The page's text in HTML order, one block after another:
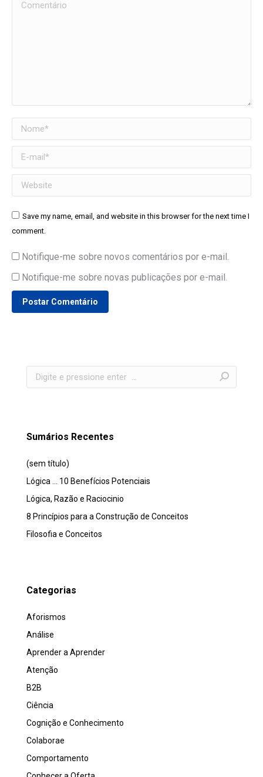
Comentário
Nome *
E-mail *
Website
Save my name, email, and website in this browser for the next time I
comment.
Notifique-me sobre novos comentários por e-mail.
Notifique-me sobre novas publicações por e-mail.
Postar Comentário
Search:
Sumários Recentes
(sem título)
Lógica … 10 Benefícios Potenciais
Lógica, Razão e Raciocinio
8 Princípios para a Construção de Conceitos
Filosofia e Conceitos
Categorias
Aforismos
Análise
Aprender a Aprender
Atenção
B2B
Ciência
Cognição e Conhecimento
Colaborae
Comportamento